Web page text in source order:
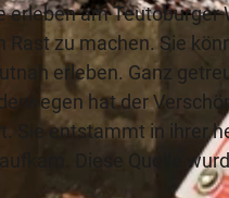
erleben am
zu machen. Sie
erleben. Ganz
hat der
Sie entstammt in ihrer
Diese Quelle